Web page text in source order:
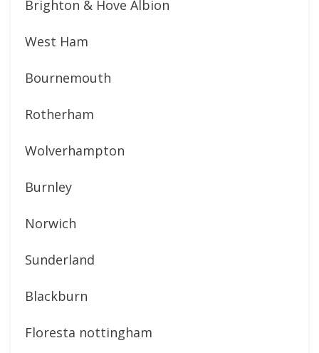
Brighton & Hove Albion
West Ham
Bournemouth
Rotherham
Wolverhampton
Burnley
Norwich
Sunderland
Blackburn
Floresta nottingham